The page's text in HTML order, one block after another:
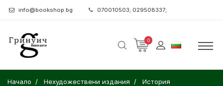
info@bookshop.bg 070010503; 029508337;
0
Начало Нехудожествени издания История